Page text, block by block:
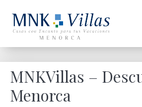
MNKVillas –
Menorca